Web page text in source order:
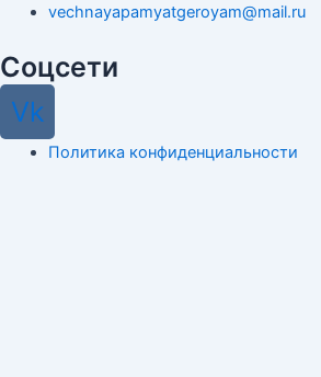
vechnayapamyatgeroyam@mail.ru
Соцсети
Vk
Политика конфиденциальности